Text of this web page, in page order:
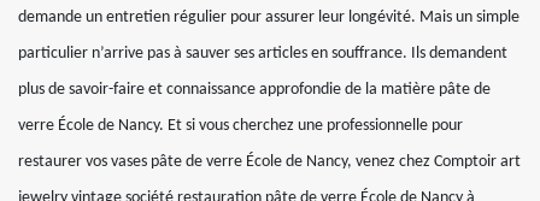
demande un entretien régulier pour assurer leur longévité. Mais un simple
particulier n’arrive pas à sauver ses articles en souffrance. Ils demandent
plus de savoir-faire et connaissance approfondie de la matière pâte de
verre École de Nancy. Et si vous cherchez une professionnelle pour
restaurer vos vases pâte de verre École de Nancy, venez chez Comptoir art